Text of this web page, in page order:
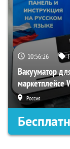
10:56:25
Вакууматор
маркетплейсе
Россия